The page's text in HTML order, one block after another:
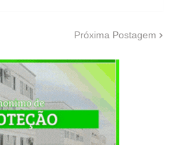
Próxima Postagem